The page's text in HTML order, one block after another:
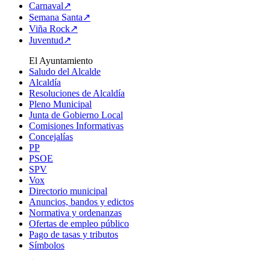
Carnaval↗
Semana Santa↗
Viña Rock↗
Juventud↗
El Ayuntamiento
Saludo del Alcalde
Alcaldía
Resoluciones de Alcaldía
Pleno Municipal
Junta de Gobierno Local
Comisiones Informativas
Concejalías
PP
PSOE
SPV
Vox
Directorio municipal
Anuncios, bandos y edictos
Normativa y ordenanzas
Ofertas de empleo público
Pago de tasas y tributos
Símbolos